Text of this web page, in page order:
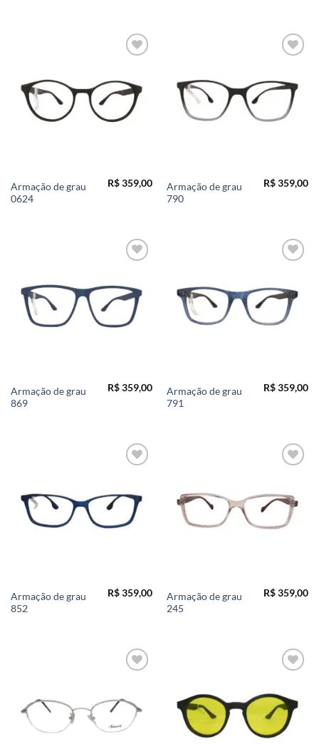
Armação de grau
0624
R$359,00
Armação de grau
790
R$359,00
Armação de grau
869
R$359,00
Armação de grau
791
R$359,00
Armação de grau
852
R$359,00
Armação de grau
245
R$359,00